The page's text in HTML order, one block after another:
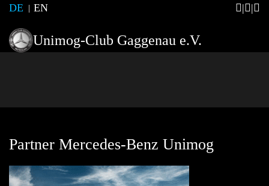
DE EN
Unimog-Club Gaggenau e.V.
Partner Mercedes-Benz Unimog